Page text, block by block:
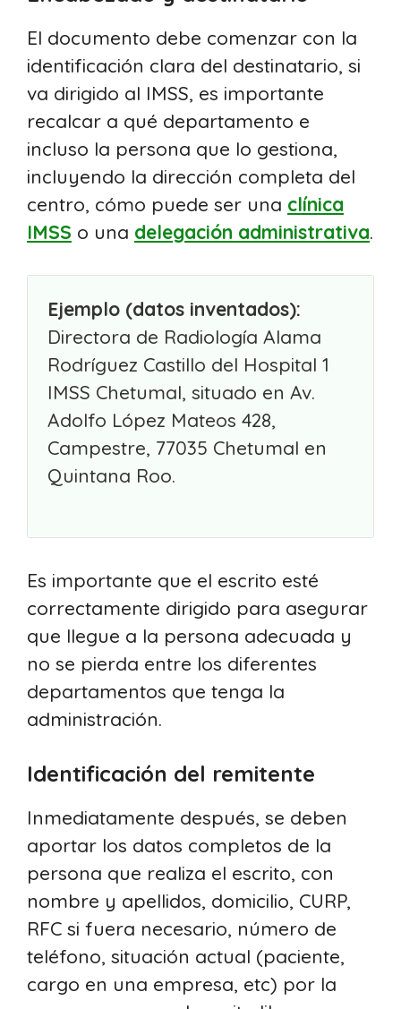
El documento debe comenzar con la
identificación clara del destinatario, si
va dirigido al IMSS, es importante
recalcar a qué departamento e
incluso la persona que lo gestiona,
incluyendo la dirección completa del
centro, cómo puede ser una clínica
IMSS o una delegación administrativa.
Ejemplo (datos inventados):
Directora de Radiología Alama
Rodríguez Castillo del Hospital 1
IMSS Chetumal, situado en Av.
Adolfo López Mateos 428,
Campestre, 77035 Chetumal en
Quintana Roo.
Es importante que el escrito esté
correctamente dirigido para asegurar
que llegue a la persona adecuada y
no se pierda entre los diferentes
departamentos que tenga la
administración.
Identificación del remitente
Inmediatamente después, se deben
aportar los datos completos de la
persona que realiza el escrito, con
nombre y apellidos, domicilio, CURP,
RFC si fuera necesario, número de
teléfono, situación actual (paciente,
cargo en una empresa, etc) por la